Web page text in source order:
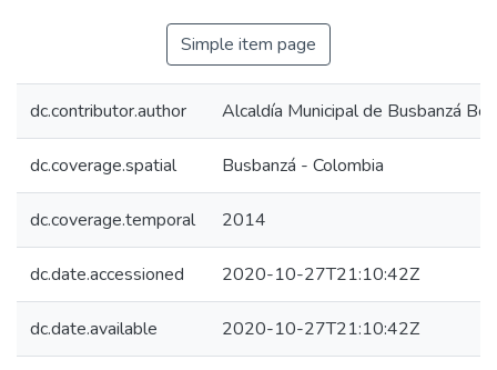
Simple item page
dc.contributor.author Alcaldía Municipal de Busbanzá
dc.coverage.spatial Busbanzá - Colombia
dc.coverage.temporal 2014
dc.date.accessioned 2020-10-27T21:10:42Z
dc.date.available 2020-10-27T21:10:42Z